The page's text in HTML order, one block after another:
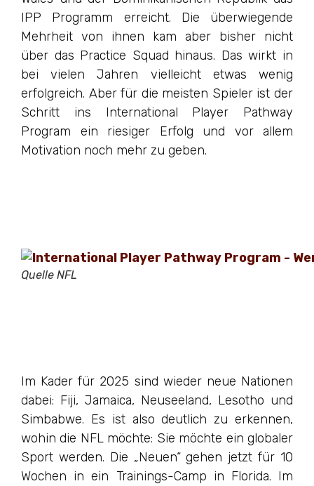
IPP Programm erreicht. Die überwiegende
Mehrheit von ihnen kam aber bisher nicht
über das Practice Squad hinaus. Das wirkt in
bei vielen Jahren vielleicht etwas wenig
erfolgreich. Aber für die meisten Spieler ist der
Schritt ins International Player Pathway
Program ein riesiger Erfolg und vor allem
Motivation noch mehr zu geben.
Quelle NFL
Im Kader für 2025 sind wieder neue Nationen
dabei: Fiji, Jamaica, Neuseeland, Lesotho und
Simbabwe. Es ist also deutlich zu erkennen,
wohin die NFL möchte: Sie möchte ein globaler
Sport werden. Die „Neuen“ gehen jetzt für 10
Wochen in ein Trainings-Camp in Florida. Im